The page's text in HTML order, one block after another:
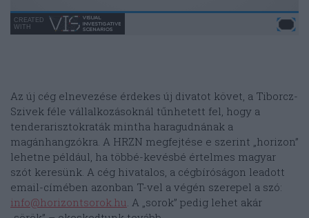
Az új cég elnevezése érdekes új divatot követ, a Tiborcz-
Szivek féle vállalkozásoknál tűnhetett fel, hogy a
tenderarisztokraták mintha haragudnának a
magánhangzókra. A HRZN megfejtése e szerint „horizon”
lehetne például, ha többé-kevésbé értelmes magyar
szót keresünk. A cég hivatalos, a cégbíróságon leadott
email-címében azonban T-vel a végén szerepel a szó:
info@horizontsorok.hu . A „sorok” pedig lehet akár